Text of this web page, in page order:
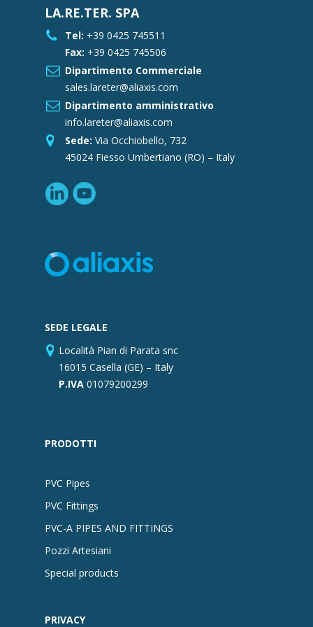
LA.RE.TER. SPA
Tel: +39 0425 745511
Fax: +39 0425 745506
Dipartimento Commerciale
sales.lareter@aliaxis.com
Dipartimento amministrativo
info.lareter@aliaxis.com
Sede: Via Occhiobello, 732
45024 Fiesso Umbertiano (RO) – Italy
SEDE LEGALE
Località Pian di Parata snc
16015 Casella (GE) – Italy
P.IVA 01079200299
PRODOTTI
PVC Pipes
PVC Fittings
PVC-A PIPES AND FITTINGS
Pozzi Artesiani
Special products
PRIVACY